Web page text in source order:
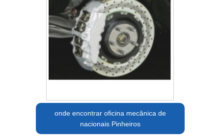
onde encontrar oficina mecânica de
nacionais Pinheiros